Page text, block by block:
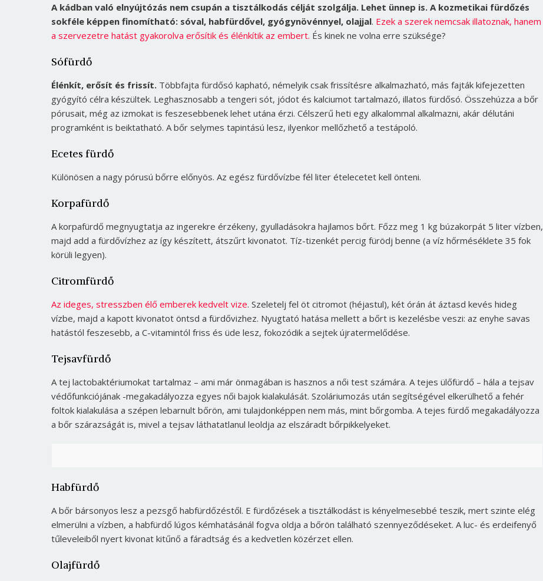
A kádban való elnyújtózás nem csupán a tisztálkodás célját szolgálja. Lehet ünnep is. A kozmetikai fürdőzés
sokféle képpen finomítható: sóval, habfürdővel, gyógynövénnyel, olajjal. Ezek a szerek nemcsak illatoznak, hanem
a szervezetre hatást gyakorolva erősítik és élénkítik az embert. És kinek ne volna erre szüksége?
Sófürdő
Élénkít, erősít és frissít. Többfajta fürdősó kapható, némelyik csak frissítésre alkalmazható, más fajták kifejezetten
gyógyító célra készültek. Leghasznosabb a tengeri sót, jódot és kalciumot tartalmazó, illatos fürdősó. Összehúzza a bőr
pórusait, még az izmokat is feszesebbenek lehet utána érzi. Célszerű heti egy alkalommal alkalmazni, akár délutáni
programként is beiktatható. A bőr selymes tapintású lesz, ilyenkor mellőzhető a testápoló.
Ecetes fürdő
Különösen a nagy pórusú bőrre előnyös. Az egész fürdővízbe fél liter ételecetet kell önteni.
Korpafürdő
A korpafürdő megnyugtatja az ingerekre érzékeny, gyulladásokra hajlamos bőrt. Főzz meg 1 kg búzakorpát 5 liter vízben,
majd add a fürdővízhez az így készített, átszűrt kivonatot. Tíz-tizenkét percig fürödj benne (a víz hőrméséklete 35 fok
körüli legyen).
Citromfürdő
Az ideges, stresszben élő emberek kedvelt vize. Szeletelj fel öt citromot (héjastul), két órán át áztasd kevés hideg
vízbe, majd a kapott kivonatot öntsd a fürdővizhez. Nyugtató hatása mellett a bőrt is kezelésbe veszi: az enyhe savas
hatástól feszesebb, a C-vitamintól friss és üde lesz, fokozódik a sejtek újratermelődése.
Tejsavfürdő
A tej lactobaktériumokat tartalmaz – ami már önmagában is hasznos a női test számára. A tejes ülőfürdő – hála a tejsav
védőfunkciójának -megakadályozza egyes női bajok kialakulását. Szoláriumozás után segítségével elkerülhető a fehér
foltok kialakulása a szépen lebarnult bőrön, ami tulajdonképpen nem más, mint bőrgomba. A tejes fürdő megakadályozza
a bőr szárazságát is, mivel a tejsav láthatatlanul leoldja az elszáradt bőrpikkelyeket.
Habfürdő
A bőr bársonyos lesz a pezsgő habfürdőzéstől. E fürdőzések a tisztálkodást is kényelmesebbé teszik, mert szinte elég
elmerülni a vízben, a habfürdő lúgos kémhatásánál fogva oldja a bőrön található szennyeződéseket. A luc- és erdeifenyő
tűleveleiből nyert kivonat kitűnő a fáradtság és a kedvetlen közérzet ellen.
Olajfürdő